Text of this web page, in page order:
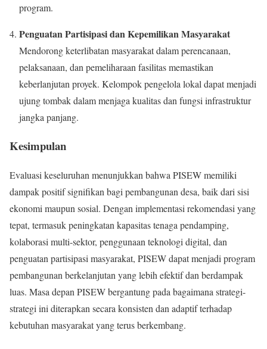
program.
Penguatan Partisipasi dan Kepemilikan Masyarakat
Mendorong keterlibatan masyarakat dalam perencanaan,
pelaksanaan, dan pemeliharaan fasilitas memastikan
keberlanjutan proyek. Kelompok pengelola lokal dapat menjadi
ujung tombak dalam menjaga kualitas dan fungsi infrastruktur
jangka panjang.
Kesimpulan
Evaluasi keseluruhan menunjukkan bahwa PISEW memiliki
dampak positif signifikan bagi pembangunan desa, baik dari sisi
ekonomi maupun sosial. Dengan implementasi rekomendasi yang
tepat, termasuk peningkatan kapasitas tenaga pendamping,
kolaborasi multi-sektor, penggunaan teknologi digital, dan
penguatan partisipasi masyarakat, PISEW dapat menjadi program
pembangunan berkelanjutan yang lebih efektif dan berdampak
luas. Masa depan PISEW bergantung pada bagaimana strategi-
strategi ini diterapkan secara konsisten dan adaptif terhadap
kebutuhan masyarakat yang terus berkembang.